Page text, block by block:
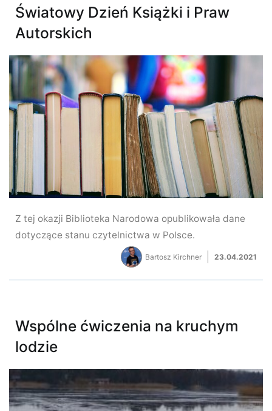
Światowy Dzień Książki i Praw
Autorskich
Z tej okazji Biblioteka Narodowa opublikowała dane
dotyczące stanu czytelnictwa w Polsce.
Bartosz Kirchner 23.04.2021
Wspólne ćwiczenia na kruchym
lodzie